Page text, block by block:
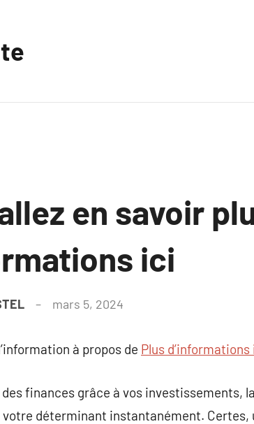
en savoir
ici
mars 5, 2024
à propos de Plus d’informations
finances grâce à vos investissements,
déterminant instantanément. Certes,